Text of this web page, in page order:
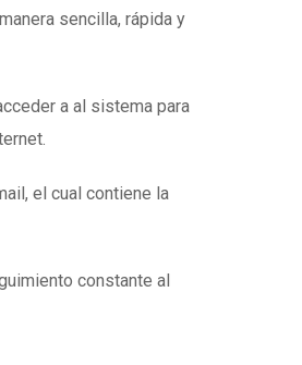
sencilla, rápida y
a al sistema para
el cual contiene la
constante al